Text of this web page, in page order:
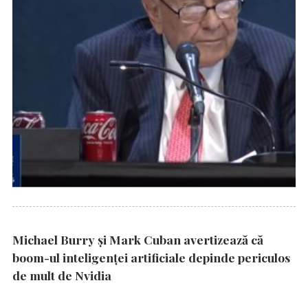
Michael Burry și Mark Cuban avertizează că
boom-ul inteligenței artificiale depinde periculos
de mult de Nvidia